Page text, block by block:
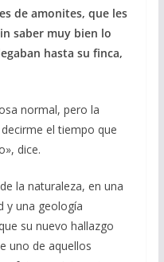
de amonites, que les
saber muy bien lo
hasta su finca,
normal, pero la
el tiempo que
dice.
la naturaleza, en una
y una geología
su nuevo hallazgo
uno de aquellos